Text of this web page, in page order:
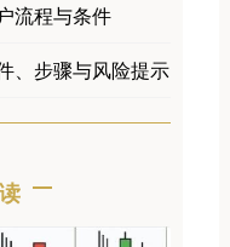
流程与条件
、步骤与风险提示